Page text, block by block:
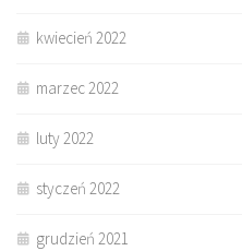
kwiecień 2022
marzec 2022
luty 2022
styczeń 2022
grudzień 2021